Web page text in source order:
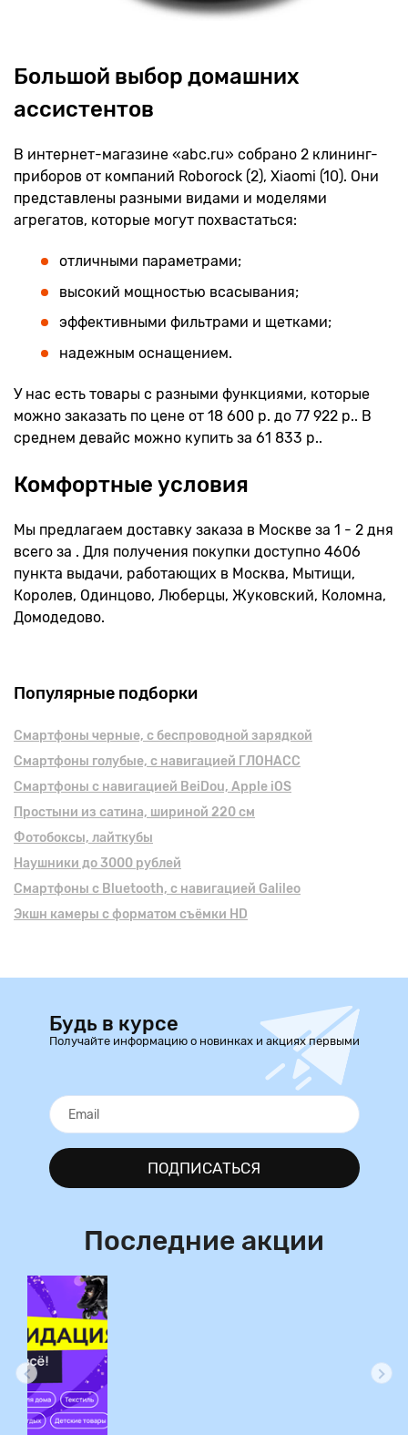
Большой выбор домашних
ассистентов
В интернет-магазине «abc.ru» собрано 2 клининг-
приборов от компаний Roborock (2), Xiaomi (10). Они
представлены разными видами и моделями
агрегатов, которые могут похвастаться:
отличными параметрами;
высокий мощностью всасывания;
эффективными фильтрами и щетками;
надежным оснащением.
У нас есть товары с разными функциями, которые
можно заказать по цене от 18 600 р. до 77 922 р.. В
среднем девайс можно купить за 61 833 р..
Комфортные условия
Мы предлагаем доставку заказа в Москве за 1 - 2 дня
всего за . Для получения покупки доступно 4606
пункта выдачи, работающих в Москва, Мытищи,
Королев, Одинцово, Люберцы, Жуковский, Коломна,
Домодедово.
Популярные подборки
Смартфоны черные, с беспроводной зарядкой
Смартфоны голубые, с навигацией ГЛОНАСС
Смартфоны с навигацией BeiDou, Apple iOS
Простыни из сатина, шириной 220 см
Фотобоксы, лайткубы
Наушники до 3000 рублей
Смартфоны с Bluetooth, с навигацией Galileo
Экшн камеры с форматом съёмки HD
Будь в курсе
Получайте информацию о новинках и акциях первыми
ПОДПИСАТЬСЯ
Последние акции